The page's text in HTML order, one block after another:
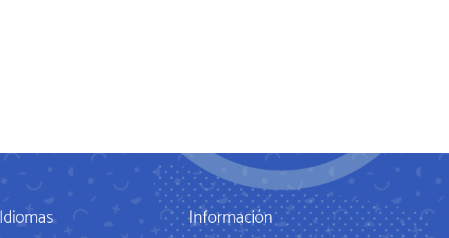
Idiomas Información